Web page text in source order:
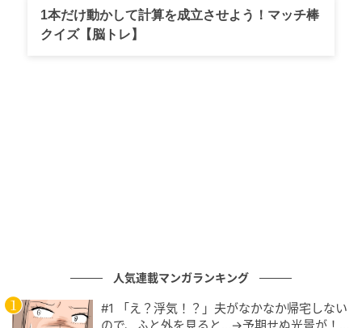
1本だけ動かして計算を成立させよう！マッチ棒
クイズ【脳トレ】
人気連載マンガランキング
#1 「え？浮気！？」夫がなかなか帰宅しない